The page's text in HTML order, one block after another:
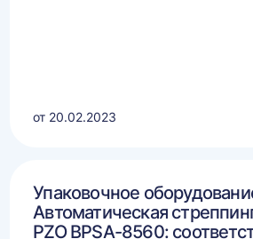
от 20.02.2023
Упаковочное
Автоматическая
PZO BPSA-8560: